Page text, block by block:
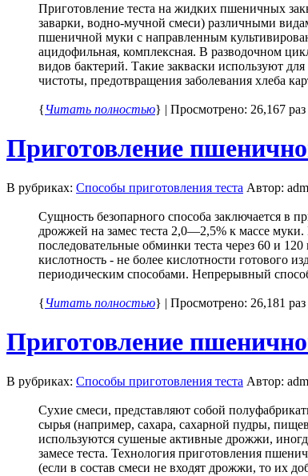
Приготовление теста на жидких пшеничных
заварки, водно-мучной смеси) различными
пшеничной муки с направленным
ацидофильная, комплексная. В разводочном
видов бактерий. Такие закваски используют
чистоты, предотвращения заболевания хлеба
{Читать полностью} | Просмотрено: 26,167 раз
Приготовление
В рубриках: Способы приготовления теста Автор:
Сущность безопарного способа заключается в
дрожжей на замес теста 2,0—2,5% к массе
последовательные обминки теста через 60 и
кислотность - не более кислотности готового
периодическим способами. Непрерывный
{Читать полностью} | Просмотрено: 26,181 раз
Приготовление
В рубриках: Способы приготовления теста Автор:
Сухие смеси, представляют собой
сырья (например, сахара, сахарной пудры,
используются сушеные активные дрожжи,
замесе теста. Технология приготовления
(если в состав смеси не входят дрожжи, то их